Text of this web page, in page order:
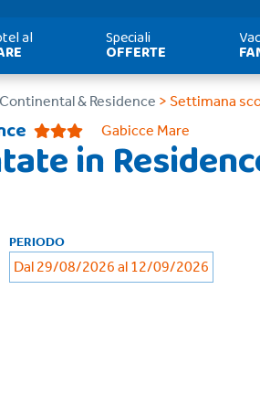
al Speciali
OFFERTE
& Residence > Settimana
Gabicce Mare
in
PERIODO
Dal 29/08/2026 al 12/09/2026